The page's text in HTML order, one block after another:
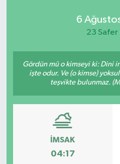
6
23 Safer
Gördün mü o kimseyi ki: Dini
işte odur. Ve (o kimse)
teşvikte bulunmaz.
İMSAK
04:17